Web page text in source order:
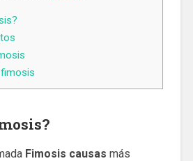
Fimosis causas más